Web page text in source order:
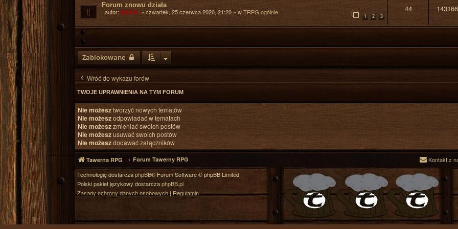
Forum znowu działa
autor: BAZYL »czwartek, 25 czerwca 2020, 21:20» wTRPG ogólnie
1 2 3
44
Zablokowane
Wróć do wykazu forów
TWOJE UPRAWNIENIA NA TYM FORUM
Nie możesztworzyć nowych tematów
Nie możeszodpowiadać w tematach
Nie możeszzmieniać swoich postów
Nie możeszusuwać swoich postów
Nie możeszdodawać załączników
Tawerna RPG Forum Tawerny RPG
Kontakt z
Technologię dostarczaphpBB® Forum Software © phpBB Limited
Polski pakiet językowy dostarczaphpBB.pl
Zasady ochrony danych osobowych|Regulamin